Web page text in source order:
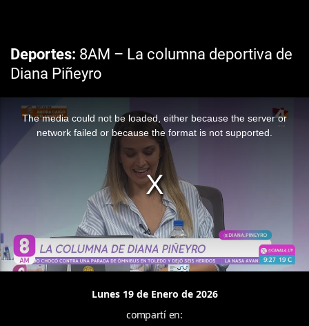
Deportes 8AM – La columna deportiva de
Diana Piñeyro
The media could not be loaded, either because the server or
network failed or because the format is not supported.
Lunes 19 de Enero de 2026
compartí en: